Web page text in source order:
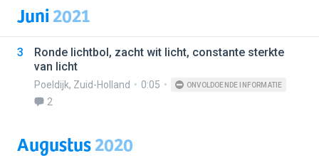
Juni2021
3
Ronde lichtbol, zacht wit licht, constante sterkte
van licht
Poeldijk, Zuid-Holland 0:05 ONVOLDOENDE INFORMATIE
2
Augustus2020